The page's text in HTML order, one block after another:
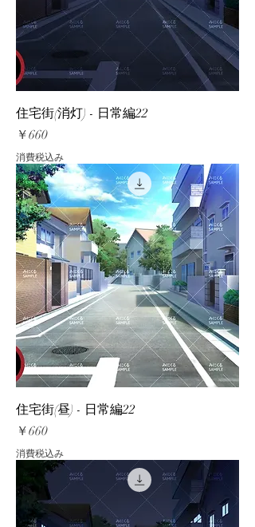
住宅街(消灯) - 日常編22
価格
￥660
消費税込み
住宅街(昼) - 日常編22
価格
￥660
消費税込み